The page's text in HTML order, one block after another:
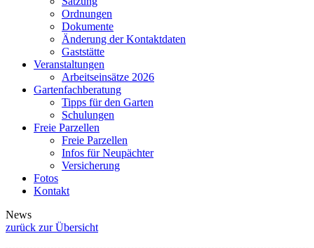
Ordnungen
Dokumente
Änderung der Kontaktdaten
Gaststätte
Veranstaltungen
Arbeitseinsätze 2026
Gartenfachberatung
Tipps für den Garten
Schulungen
Freie Parzellen
Freie Parzellen
Infos für Neupächter
Versicherung
Fotos
Kontakt
News
zurück zur Übersicht